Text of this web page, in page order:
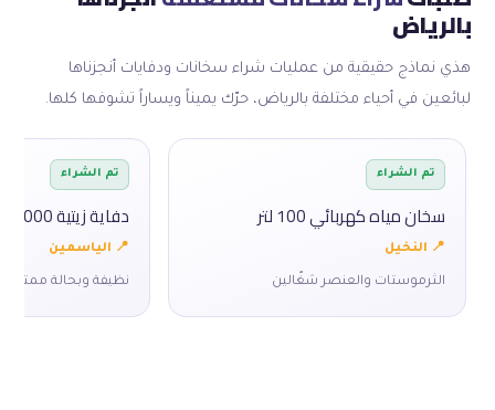
بالرياض
هذي نماذج حقيقية من عمليات شراء سخانات ودفايات أنجزناها
لبائعين في أحياء مختلفة بالرياض، حرّك يميناً ويساراً تشوفها كلها.
تم الشراء
سخان مياه كهربائي 100 لتر
📍 النخيل
الثرموستات والعنصر شغّالين
تم الشراء
دفاية زيتية 2000 واط
📍 الياسمين
نظيفة وبحالة ممتازة